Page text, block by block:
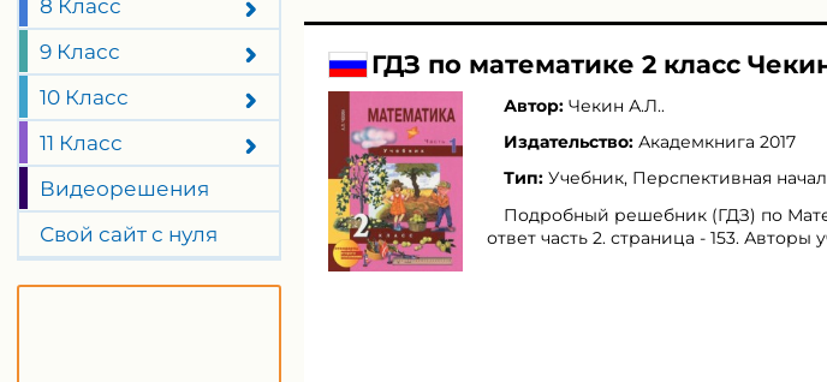
8 Класс
9 Класс
10 Класс
11 Класс
Видеорешения
Свой сайт с нуля
ГДЗ по математике 2 класс
Автор: Чекин А.Л..
Издательство: Академкнига 2017
Тип: Учебник, Перспективная
Подробный решебник (ГДЗ) по
ответ часть 2. страница - 153. Авторы